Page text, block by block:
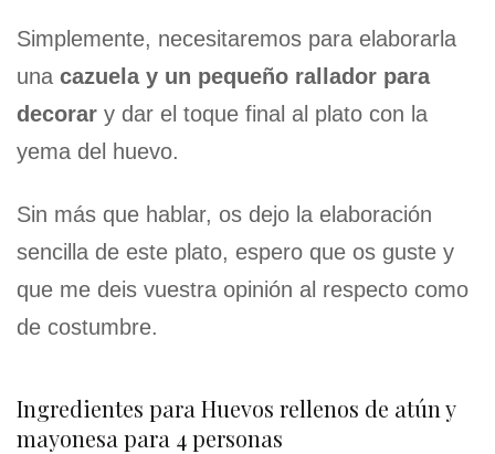
Simplemente, necesitaremos para elaborarla
una cazuela y un pequeño rallador para
decorar y dar el toque final al plato con la
yema del huevo.
Sin más que hablar, os dejo la elaboración
sencilla de este plato, espero que os guste y
que me deis vuestra opinión al respecto como
de costumbre.
Ingredientes para Huevos rellenos de atún y
mayonesa para 4 personas